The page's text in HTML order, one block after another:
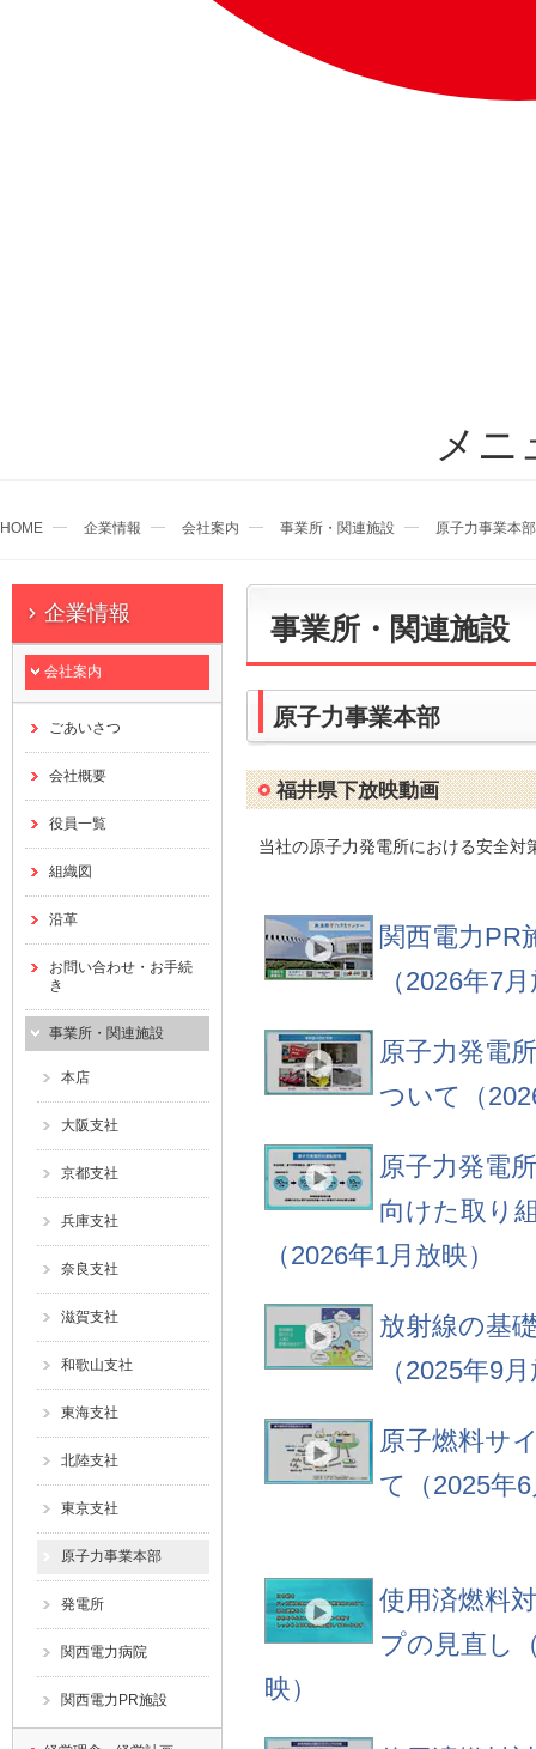
メニ
HOME 企業情報 会社案内 事業所・関連施設 原子力事業本部
事業所・関連施設
原子力事業本部
福井県下放映動画
当社の原子力発電所における安全
関西電力PR
（2026年7
原子力発電
ついて（
原子力発電
向けた取り
（2026年1月放映）
放射線の基
（2025年9
原子燃料サ
て（2025年
使用済燃料
プの見直し
映）
企業情報
会社案内
ごあいさつ
会社概要
役員一覧
組織図
沿革
お問い合わせ・お手続
き
事業所・関連施設
本店
大阪支社
京都支社
兵庫支社
奈良支社
滋賀支社
和歌山支社
東海支社
北陸支社
東京支社
原子力事業本部
発電所
関西電力病院
関西電力PR施設